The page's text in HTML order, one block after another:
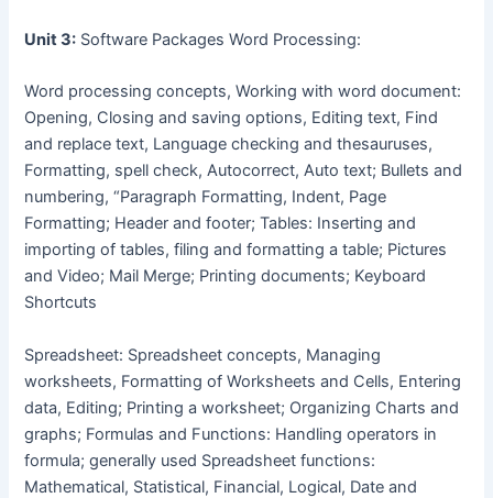
Unit 3: Software Packages Word Processing:
Word processing concepts, Working with word document:
Opening, Closing and saving options, Editing text, Find
and replace text, Language checking and thesauruses,
Formatting, spell check, Autocorrect, Auto text; Bullets and
numbering, “Paragraph Formatting, Indent, Page
Formatting; Header and footer; Tables: Inserting and
importing of tables, filing and formatting a table; Pictures
and Video; Mail Merge; Printing documents; Keyboard
Shortcuts
Spreadsheet: Spreadsheet concepts, Managing
worksheets, Formatting of Worksheets and Cells, Entering
data, Editing; Printing a worksheet; Organizing Charts and
graphs; Formulas and Functions: Handling operators in
formula; generally used Spreadsheet functions:
Mathematical, Statistical, Financial, Logical, Date and